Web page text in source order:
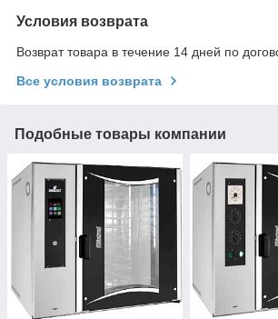
Условия возврата
Возврат товара в течение 14 дней по
Все условия возврата
Подобные товары компании